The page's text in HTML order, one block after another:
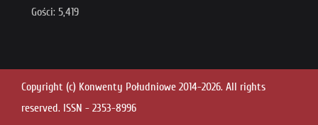
Gości: 5,419
Copyright (c) Konwenty Południowe 2014-2026. All rights
reserved. ISSN - 2353-8996